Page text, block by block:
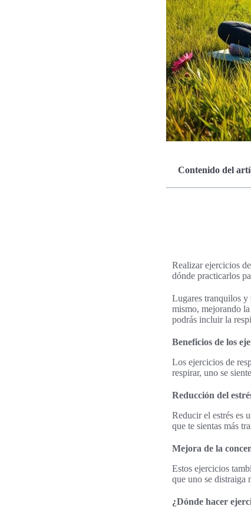
Contenido del
Realizar ejercicios
dónde practicarlos
Lugares tranquilos y
mismo, mejorando
podrás incluir la
Beneficios de los
Los ejercicios de
respirar, uno se
Reducción del
Reducir el estrés es
que te sientas más
Mejora de la
Estos ejercicios
que uno se distraiga
¿Dónde hacer